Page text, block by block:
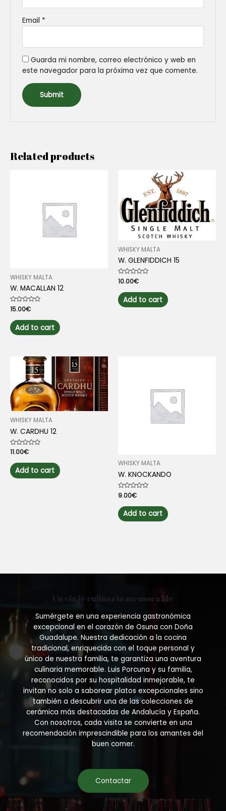
Email *
Guarda mi nombre, correo electrónico y web en
este navegador para la próxima vez que comente.
Related products
WHISKY MALTA
W. MACALLAN 12
Rated
0
out
of
5
15.00€
Add to cart
WHISKY MALTA
W. GLENFIDDICH 15
Rated
0
out
of
5
10.00€
Add to cart
WHISKY MALTA
W. CARDHU 12
Rated
out
of
5
11.00€
Add to cart
WHISKY MALTA
W. KNOCKANDO
Rated
0
out
of
5
9.00€
Add to cart
Un viaje culinario memorable
Sumérgete en una experiencia gastronómica
excepcional en el corazón de Osuna con Doña
Guadalupe. Nuestra dedicación a la cocina
tradicional, enriquecida con el toque personal y
único de nuestra familia, te garantiza una aventura
culinaria memorable. Luis Porcuna y su familia,
reconocidos por su hospitalidad inmejorable, te
invitan no solo a saborear platos excepcionales sino
también a descubrir una de las colecciones de
cerámica más destacadas de Andalucía y España.
Con nosotros, cada visita se convierte en una
recomendación imprescindible para los amantes del
buen comer.
Contactar